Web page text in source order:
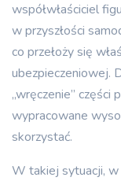
współwłaściciel
w przyszłości
co przełoży się
ubezpieczeniowej.
„wręczenie” części
wypracowane
skorzystać.
W takiej sytuacji, w